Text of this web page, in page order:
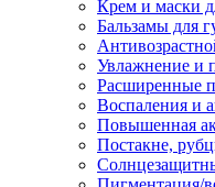
Крем и маски
Бальзамы для
Увлажнение и
Расширенные
Воспаления и
Повышенная
Постакне,